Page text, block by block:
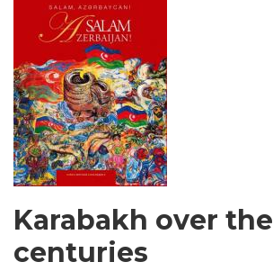
Karabakh over the
centuries